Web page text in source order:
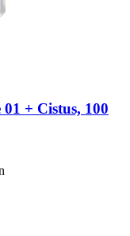
01 + Cistus, 100